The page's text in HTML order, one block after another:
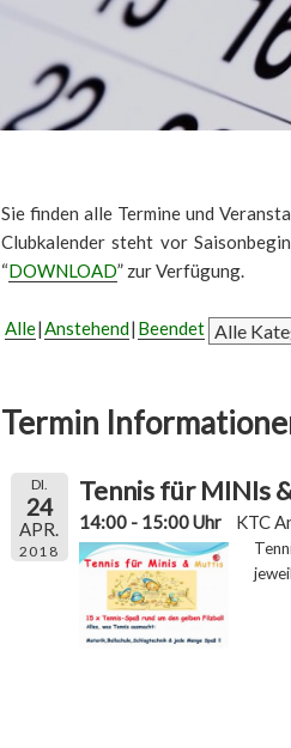
Sie finden alle Termine und
Clubkalender steht vor
“DOWNLOAD” zur Verfügung.
Alle Anstehend Beendet
Termin
DI.
24
APR.
2018
Tennis für MINIs
14:00 - 15:00 Uhr KTC